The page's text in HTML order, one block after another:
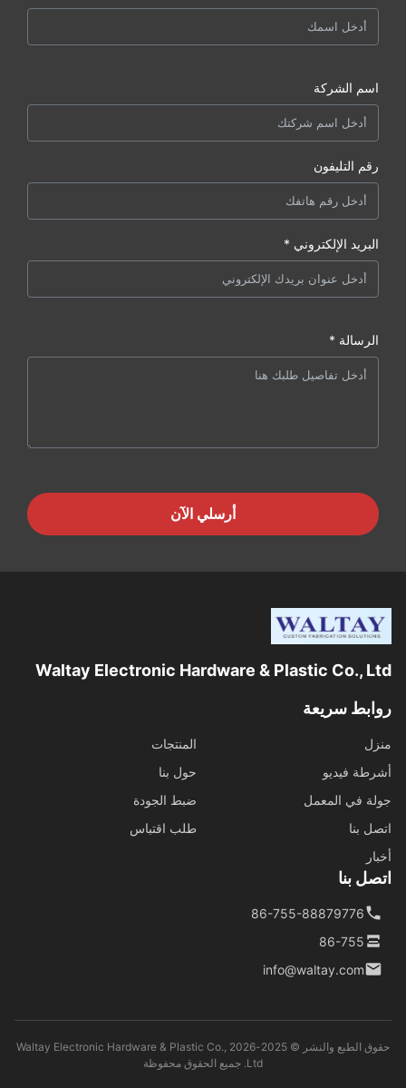
اسم الشركة
رقم التليفون
البريد الإلكتروني *
الرسالة *
أرسلي الآن
Waltay Electronic Hardware & Plastic Co., Ltd
روابط سريعة
منزل
المنتجات
أشرطة فيديو
حول بنا
جولة في المعمل
ضبط الجودة
اتصل بنا
طلب اقتباس
أخبار
اتصل بنا
86-755-88879776
86-755
info@waltay.com
حقوق الطبع والنشر © 2025-2026 Waltay Electronic Hardware & Plastic Co.,
Ltd. جميع الحقوق محفوظة